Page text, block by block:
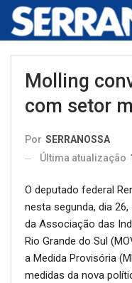
Molling
com setor
Por SERRANOSSA
Última atualização
O deputado federal
nesta segunda, dia
da Associação das
Rio Grande do Sul
a Medida Provisória
medidas da nova